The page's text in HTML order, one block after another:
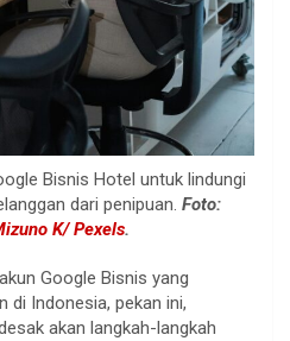
Bisnis Hotel untuk lindungi
dari penipuan. Foto:
K/ Pexels.
Google Bisnis yang
di Indonesia, pekan ini,
akan langkah-langkah